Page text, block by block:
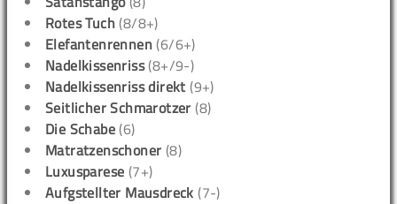
Rotes Tuch (8/8+)
Elefantenrennen (6/6+)
Nadelkissenriss(8+/9-)
Nadelkissenriss direkt (9+)
Seitlicher Schmarotzer (8)
Die Schabe (6)
Matratzenschoner (8)
Luxusparese (7+)
Aufgstellter Mausdreck (7-)